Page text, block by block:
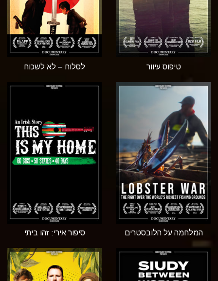
טיפוס עיוור לסלוח – לא לשכוח
המלחמה על הלובסטרים סיפור אירי: זהו ביתי